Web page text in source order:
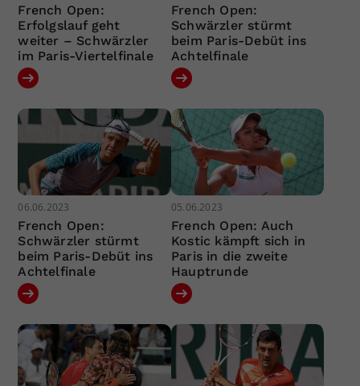
French Open:
Erfolgslauf geht
weiter – Schwärzler
im Paris-Viertelfinale
French Open:
Schwärzler stürmt
beim Paris-Debüt ins
Achtelfinale
06.06.2023
French Open:
Schwärzler stürmt
beim Paris-Debüt ins
Achtelfinale
05.06.2023
French Open: Auch
Kostic kämpft sich in
Paris in die zweite
Hauptrunde